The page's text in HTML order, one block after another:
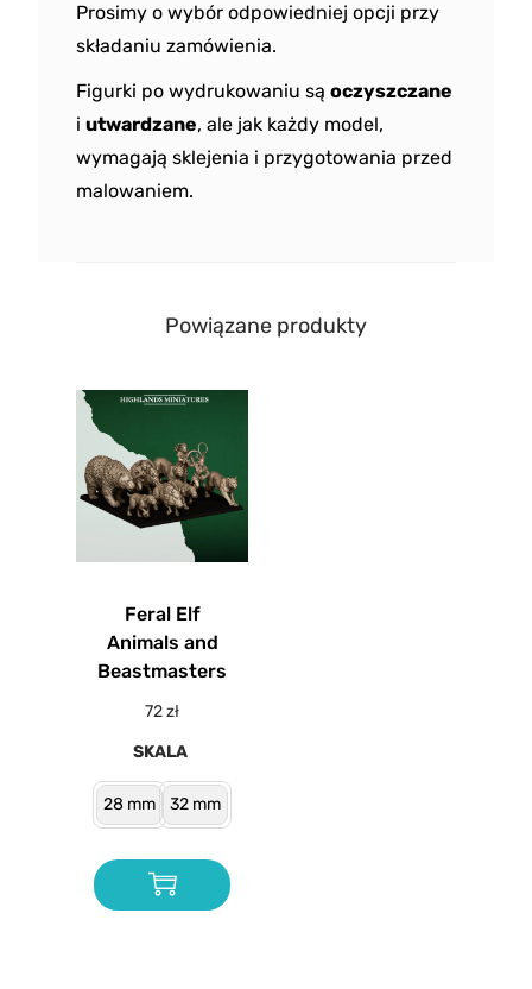
Prosimy o wybór odpowiedniej opcji przy
składaniu zamówienia.
Figurki po wydrukowaniu są oczyszczane
i utwardzane, ale jak każdy model,
wymagają sklejenia i przygotowania przed
malowaniem.
Powiązane produkty
Feral Elf
Animals and
Beastmasters
72zł
SKALA
28 mm 32 mm